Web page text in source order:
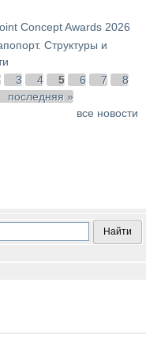
Concept Awards 2026
Структуры и
3 4 5 6 7
8
последняя »
все новости